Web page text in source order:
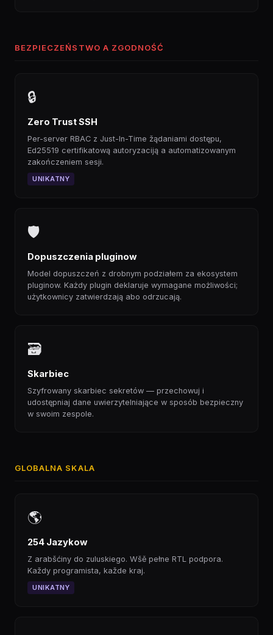
BEZPIECZEŃSTWO A ZGODNOŚĆ
🔒
Zero Trust SSH
Per-server RBAC z Just-In-Time žądaniami dostępu,
Ed25519 certifikatową autoryzaciją a automatizowanym
zakończeniem sesji.
UNIKATNY
🛡
Dopuszczenia pluginow
Model dopuszczeń z drobnym podziałem za ekosystem
pluginow. Każdy plugin deklaruje wymagane możliwości;
użytkownicy zatwierdzają abo odrzucają.
🗃
Skarbiec
Szyfrowany skarbiec sekretów — przechowuj i
udostępniaj dane uwierzytelniające w sposób bezpieczny
w swoim zespole.
GLOBALNA SKALA
🌎
254 Jazykow
Z arabšćiny do zuluskiego. Wšě pełne RTL podpora.
Každy programista, každe kraj.
UNIKATNY